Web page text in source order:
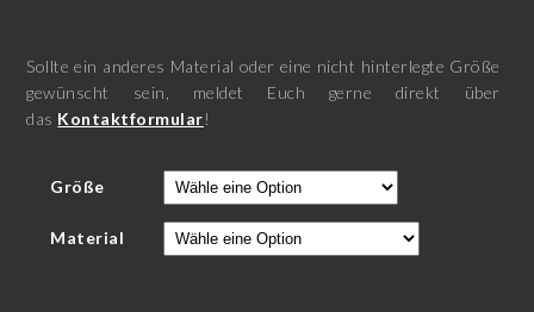
Sollte ein anderes Material oder eine nicht hinterlegte Größe
gewünscht sein, meldet Euch gerne direkt über
das Kontaktformular!
Größe
Material